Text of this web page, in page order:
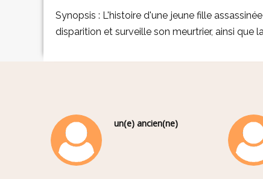
Synopsis : L'histoire d'une jeune fille
disparition et surveille son meurtrier, ainsi que
un(e) ancien(ne)